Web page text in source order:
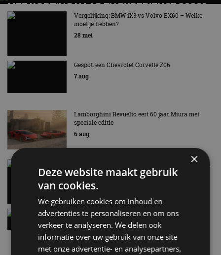
MET KORTING NAAR EV EXPERIENCE 2026?
AUTORAI REGELT HET!
EV Experience 2026 van 24 tot 26 september
Vergelijking: BMW iX3 vs Volvo EX60 – Welke
moet je hebben?
28 mei
Gespot: een Chevrolet Corvette Z06
7 aug
Lamborghini Revuelto eert 60 jaar Miura met
speciale editie
6 aug
Carbon fibre op je laadkabel: nergens voor nodig,
en precies daarom geweldig
5 aug
Hennessey Blackbird krijgt atmosferische V8 en
handbak: soms is eenvoud leuker
5 aug
×
Deze website maakt gebruik
van cookies.
We gebruiken cookies om inhoud en
advertenties te personaliseren en om ons
verkeer te analyseren. We delen ook
informatie over uw gebruik van onze site
met onze advertentie- en analysepartners,